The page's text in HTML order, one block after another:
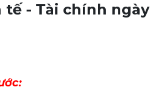
tế - Tài chính ngày